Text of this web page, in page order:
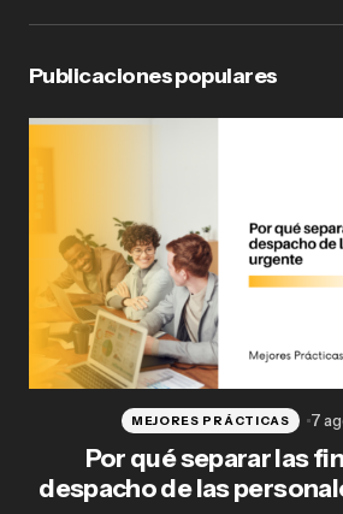
Publicaciones populares
Por qué separar las
despacho de las
MEJORES PRÁCTICAS 7